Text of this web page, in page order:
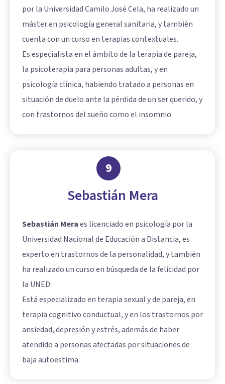
por la Universidad Camilo José Cela, ha realizado un
máster en psicología general sanitaria, y también
cuenta con un curso en terapias contextuales.
Es especialista en el ámbito de la terapia de pareja,
la psicoterapia para personas adultas, y en
psicología clínica, habiendo tratado a personas en
situación de duelo ante la pérdida de un ser querido, y
con trastornos del sueño como el insomnio.
9
Sebastián Mera
Sebastián Meraes licenciado en psicología por la
Universidad Nacional de Educación a Distancia, es
experto en trastornos de la personalidad, y también
ha realizado un curso en búsqueda de la felicidad por
la UNED.
Está especializado en terapia sexual y de pareja, en
terapia cognitivo conductual, y en los trastornos por
ansiedad, depresión y estrés, además de haber
atendido a personas afectadas por situaciones de
baja autoestima.